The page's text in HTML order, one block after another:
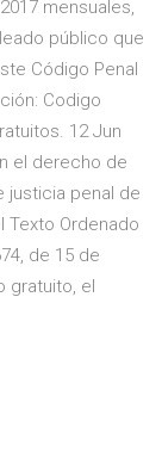
mensuales,
público que
Código Penal
Codigo
12 Jun
el derecho de
justicia penal de
Texto Ordenado
de 15 de
gratuito, el